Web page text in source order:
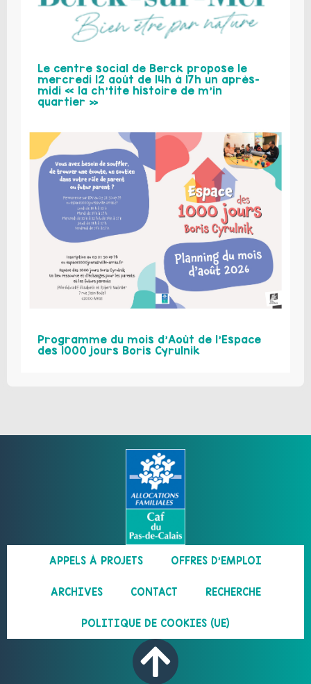
Le centre social de Berck propose le
mercredi 12 août de 14h à 17h un après-
midi « la ch’tite histoire de m’in
quartier »
Programme du mois d’Août de l’Espace
des 1000 jours Boris Cyrulnik
APPELS À PROJETS OFFRES D’EMPLOI
ARCHIVES CONTACT RECHERCHE
POLITIQUE DE COOKIES (UE)